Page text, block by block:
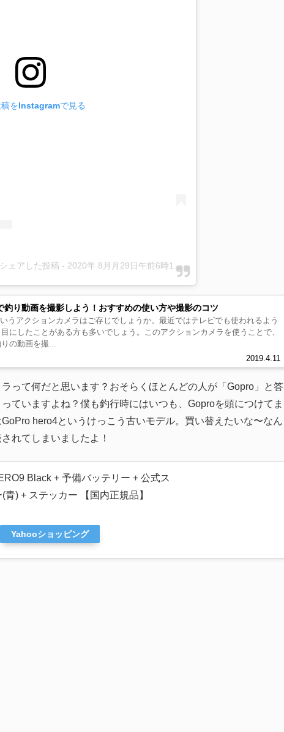
稿をInstagramで見る
ェアした投稿 - 2020年 8月月29日午前6時13分PDT
釣り動画を撮影しよう！おすすめの使い方や撮影のコツ
2019.4.11
うアクションカメラはご存じでしょうか。最近ではテレビでも使われるよう
にしたことがある方も多いでしょう。このアクションカメラを使うことで、
の動画を撮...
って何だと思います？おそらくほとんどの人が「Gopro」と答
ていますよね？僕も釣行時にはいつも、Goproを頭につけてま
hero4というけっこう古いモデル。買い替えたいな〜なん
れてしまいましたよ！
Black + 予備バッテリー + 公式ス
青) + ステッカー 【国内正規品】
Yahooショッピング